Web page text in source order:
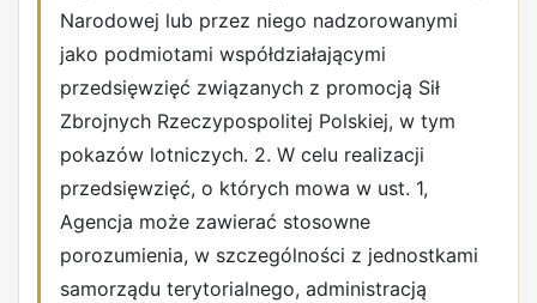
Narodowej lub przez niego nadzorowanymi
jako podmiotami współdziałającymi
przedsięwzięć związanych z promocją Sił
Zbrojnych Rzeczypospolitej Polskiej, w tym
pokazów lotniczych. 2. W celu realizacji
przedsięwzięć, o których mowa w ust. 1,
Agencja może zawierać stosowne
porozumienia, w szczególności z jednostkami
samorządu terytorialnego, administracją